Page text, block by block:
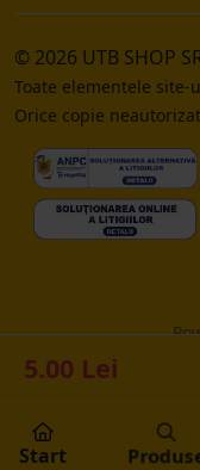
© 2026 UTB SHOP
Toate elementele site-
Orice copie
5.00 Lei
Start